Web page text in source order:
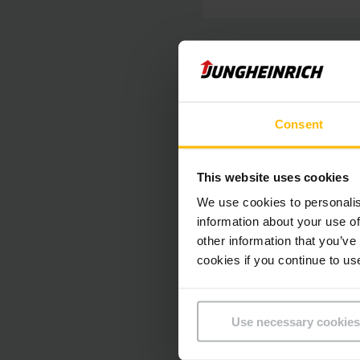
Consent
This website uses cookies
We use cookies to
information about your use
other information that
cookies if you continue to
Use necessary
призначила пана
результаті Рада
У майбутньому Удо
підрозділи та
зберігання та
значні інвестиції
потенціал у цій
Рольф Найорк,
стратегічне